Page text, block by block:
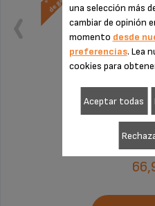
Sin factura
una selección más
cambiar de opinión
momento desde
preferencias. Lea
cookies para
Aceptar todas